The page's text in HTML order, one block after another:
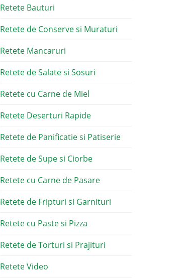
Retete Bauturi
Retete de Conserve si Muraturi
Retete Mancaruri
Retete de Salate si Sosuri
Retete cu Carne de Miel
Retete Deserturi Rapide
Retete de Panificatie si Patiserie
Retete de Supe si Ciorbe
Retete cu Carne de Pasare
Retete de Fripturi si Garnituri
Retete cu Paste si Pizza
Retete de Torturi si Prajituri
Retete Video